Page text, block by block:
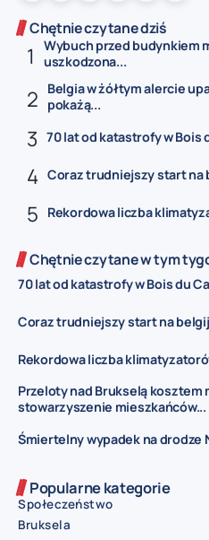
Chętnie czytane dziś
Wybuch przed budynkiem
uszkodzona...
Belgia w żółtym alercie
pokażą...
70 lat od katastrofy w Bois
Coraz trudniejszy start na
Rekordowa liczba
Chętnie czytane w tym
70 lat od katastrofy w Bois du
Coraz trudniejszy start na
Rekordowa liczba
Przeloty nad Brukselą kosztem
stowarzyszenie mieszkańców...
Śmiertelny wypadek na drodze
Popularne kategorie
Społeczeństwo
Bruksela